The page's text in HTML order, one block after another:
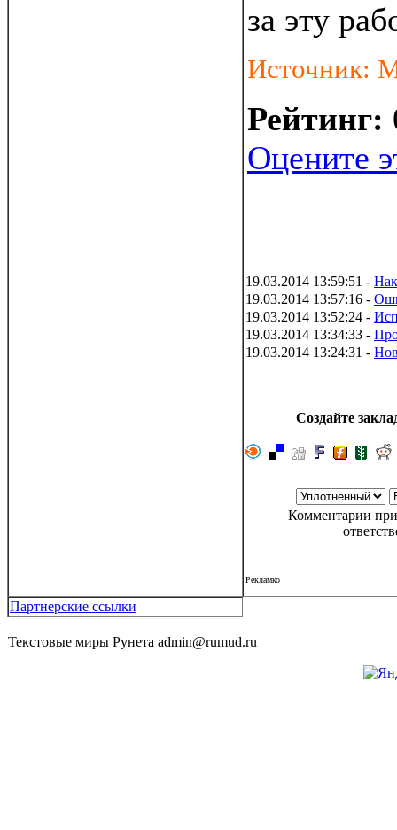
за эту
Источник:
Рейтинг:
Оцените
19.03.2014 13:59:51 -
19.03.2014 13:57:16 -
19.03.2014 13:52:24 -
19.03.2014 13:34:33 -
19.03.2014 13:24:31 -
Создайте
Комментарии
Рекламко
Партнерские ссылки
Текстовые миры Рунета admin@rumud.ru